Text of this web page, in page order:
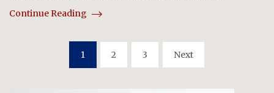
Continue Reading
Paginação1 2 3 Next